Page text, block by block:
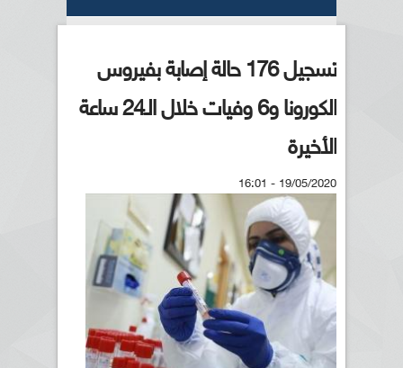
تسجيل 176 حالة إصابة بفيروس
الكورونا و6 وفيات خلال الـ24 ساعة
الأخيرة
19/05/2020 - 16:01